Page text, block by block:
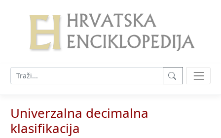
Univerzalna decimalna
klasifikacija